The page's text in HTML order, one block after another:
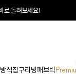
방석침구리빙패브릭